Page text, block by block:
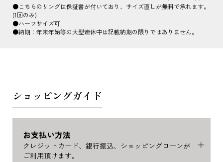
●こちらのリングは保証書が付いており、サイズ直しが無料で承れます。
(1回のみ)
●ハーフサイズ可
●納期：年末年始等の大型連休中は記載納期の限りではありません。
ショッピングガイド
お支払い方法
クレジットカード、銀行振込、ショッピングローンが
ご利用頂けます。